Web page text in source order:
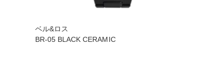
ベル&ロス
BR-05 BLACK CERAMIC